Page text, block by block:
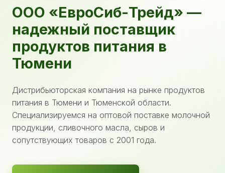
ООО «ЕвроСиб-Трейд» —
надежный поставщик
продуктов питания в
Тюмени
Дистрибьюторская компания на рынке продуктов
питания в Тюмени и Тюменской области.
Специализируемся на оптовой поставке молочной
продукции, сливочного масла, сыров и
сопутствующих товаров с 2001 года.